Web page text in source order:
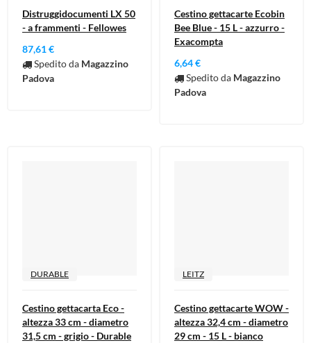
Distruggidocumenti LX 50
- a frammenti - Fellowes
87,61 €
Spedito da Magazzino
Padova
Cestino gettacarte Ecobin
Bee Blue - 15 L - azzurro -
Exacompta
6,64 €
Spedito da Magazzino
Padova
DURABLE
Cestino gettacarta Eco -
altezza 33 cm - diametro
31,5 cm - grigio - Durable
LEITZ
Cestino gettacarte WOW -
altezza 32,4 cm - diametro
29 cm - 15 L - bianco